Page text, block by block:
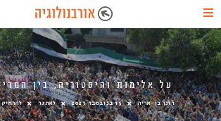
על אלימות והיסטוריה, בין
רונן בן-אריה 15 בנובמבר 2023 לאתגר